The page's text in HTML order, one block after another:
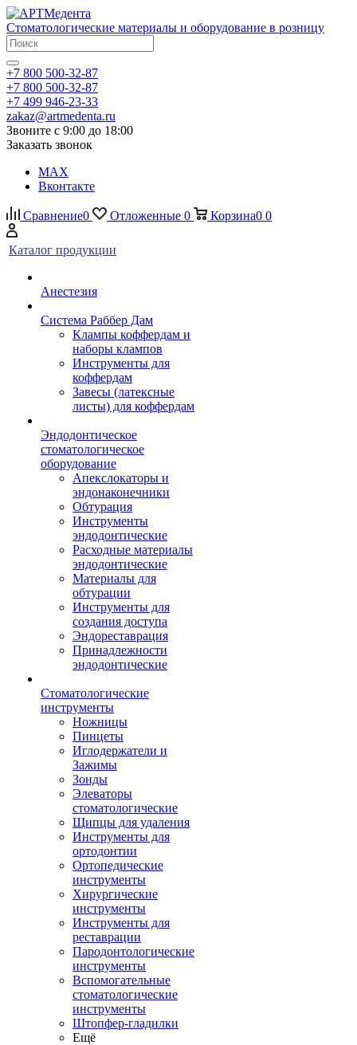
Стоматологические материалы и оборудование в розницу
+7 800 500-32-87
+7 800 500-32-87
+7 499 946-23-33
zakaz@artmedenta.ru
Звоните с 9:00 до 18:00
Заказать звонок
MAX
Вконтакте
Сравнение0 Отложенные 0 Корзина0 0
Каталог продукции
Анестезия
Система Раббер Дам
Клампы коффердам и
наборы клампов
Инструменты для
коффердам
Завесы (латексные
листы) для коффердам
Эндодонтическое
стоматологическое
оборудование
Апекслокаторы и
эндонаконечники
Обтурация
Инструменты
эндодонтические
Расходные материалы
эндодонтические
Материалы для
обтурации
Инструменты для
создания доступа
Эндореставрация
Принадлежности
эндодонтические
Стоматологические
инструменты
Ножницы
Пинцеты
Иглодержатели и
Зажимы
Зонды
Элеваторы
стоматологические
Щипцы для удаления
Инструменты для
ортодонтии
Ортопедические
инструменты
Хирургические
инструменты
Инструменты для
реставрации
Пародонтологические
инструменты
Вспомогательные
стоматологические
инструменты
Штопфер-гладилки
Ещё